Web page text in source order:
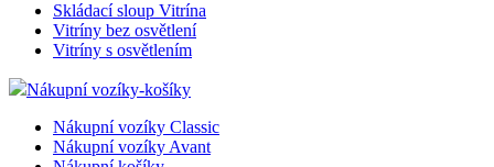
Skládací sloup Vitrína
Vitríny bez osvětlení
Vitríny s osvětlením
Nákupní vozíky-košíky
Nákupní vozíky Classic
Nákupní vozíky Avant